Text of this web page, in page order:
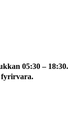
05:30 – 18:30.
fyrirvara.